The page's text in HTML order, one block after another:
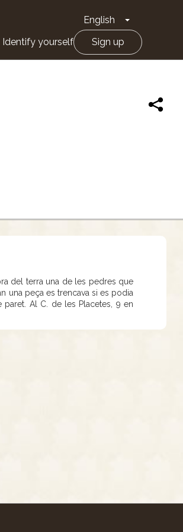
English Toggle
Identify yourself Sign up
del terra una de les pedres que
una peça es trencava si es podia
paret. Al C. de les Placetes, 9 en